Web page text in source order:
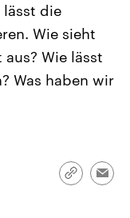
Beiträge,
und
die Vereinigten
mächtigsten Ländern
großem Einfluss auf
die
Wie sieht
Wie lässt
Was haben wir
Link